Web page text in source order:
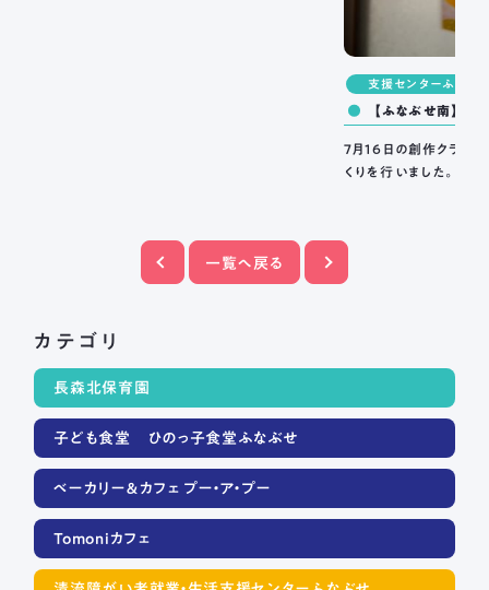
支援センターふなぶ
【ふなぶせ南】創
7月16日の創作クラブ
一覧へ戻る
カテゴリ
長森北保育園
子ども食堂 ひのっ子食堂ふなぶせ
ベーカリー＆カフェ プー・ア・プー
Tomoniカフェ